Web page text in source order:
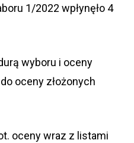
1/2022 wpłynęło 4
wyboru i oceny
oceny złożonych
oceny wraz z listami